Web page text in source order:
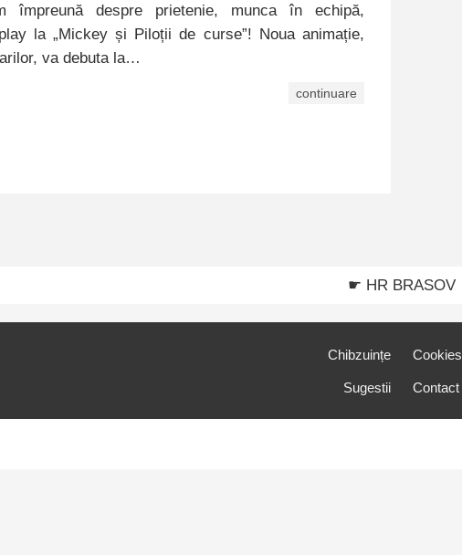
împreună despre prietenie, munca în echipă,
la „Mickey și Piloții de curse”! Noua animație,
va debuta la…
continuare
☛ HR BRASOV
Chibzuințe
Sugestii
Cookies
Contact